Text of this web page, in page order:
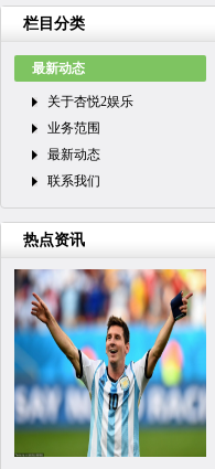
栏目分类
最新动态
关于杏悦2娱乐
业务范围
最新动态
联系我们
热点资讯